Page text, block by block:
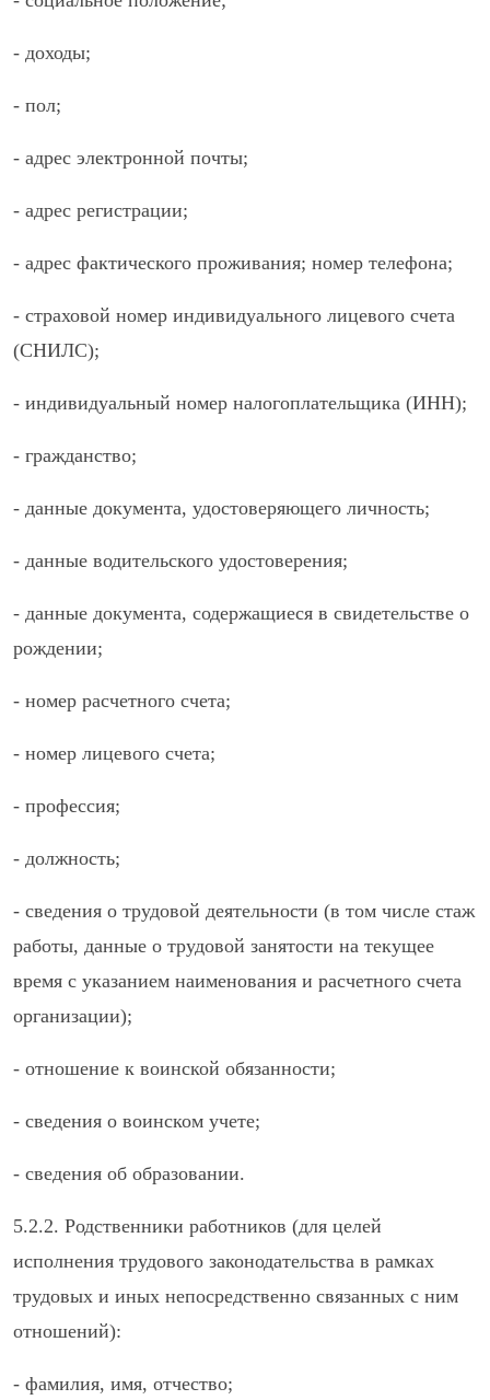
- доходы;
- пол;
- адрес электронной почты;
- адрес регистрации;
- адрес фактического проживания; номер телефона;
- страховой номер индивидуального лицевого счета
(СНИЛС);
- индивидуальный номер налогоплательщика (ИНН);
- гражданство;
- данные документа, удостоверяющего личность;
- данные водительского удостоверения;
- данные документа, содержащиеся в свидетельстве о
рождении;
- номер расчетного счета;
- номер лицевого счета;
- профессия;
- должность;
- сведения о трудовой деятельности (в том числе стаж
работы, данные о трудовой занятости на текущее
время с указанием наименования и расчетного счета
организации);
- отношение к воинской обязанности;
- сведения о воинском учете;
- сведения об образовании.
5.2.2. Родственники работников (для целей
исполнения трудового законодательства в рамках
трудовых и иных непосредственно связанных с ним
отношений):
- фамилия, имя, отчество;